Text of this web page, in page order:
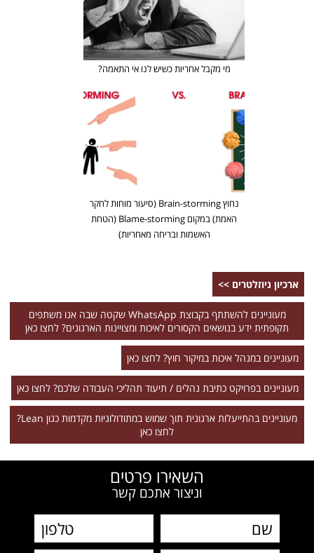
מי מקבל אחריות כשיש לנו אי התאמה?
נחוץ Brain-storming (סיעור מוחות לחקר
האמת) במקום Blame-storming (הטחת
האשמות ובריחה מאחריות)
ארכיון ניוזלטרים >>
מעוניינים להשתתף בקבוצת WhatsApp שקטה שבה אנו משתפים
תקופתית ידע בנושאים הקסורים לאיכות ומצויינות הארגונים? לחצו כאן
מעוניינים במנהל איכות במיקור חוץ? לחצו כאן
מעוניינים בפרויקט כתיבת נהלים / תיעוד תהליכי העבודה שלכם? לחצו כאן
מעוניינים בהתייעלות ארגונית תוך שמוש במתודולוגיות מקדמות כגון Lean?
לחצו כאן
השאירו פרטים
וניצור אתכם קשר